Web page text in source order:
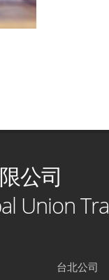
公司
Union
台北公司